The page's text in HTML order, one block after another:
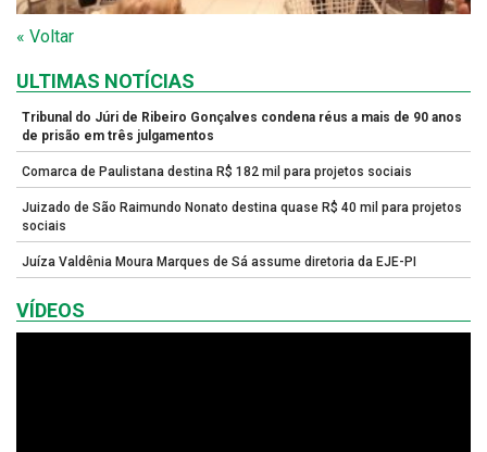
« Voltar
ULTIMAS NOTÍCIAS
Tribunal do Júri de Ribeiro Gonçalves condena réus a mais de 90 anos
de prisão em três julgamentos
Comarca de Paulistana destina R$ 182 mil para projetos sociais
Juizado de São Raimundo Nonato destina quase R$ 40 mil para projetos
sociais
Juíza Valdênia Moura Marques de Sá assume diretoria da EJE-PI
VÍDEOS